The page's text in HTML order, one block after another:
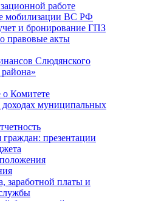
работе
мобилизации ВС РФ
и бронирование ГПЗ
правовые акты
Слюдянского
Комитете
доходах муниципальных
презентации
заработной платы и